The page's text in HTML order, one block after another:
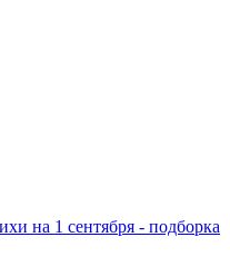
на 1 сентября - подборка